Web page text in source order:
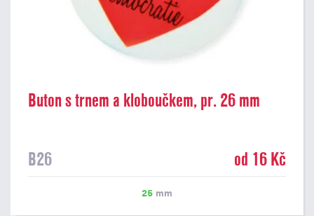
Buton s trnem a kloboučkem, pr. 26 mm
B26 od 16 Kč
25 mm